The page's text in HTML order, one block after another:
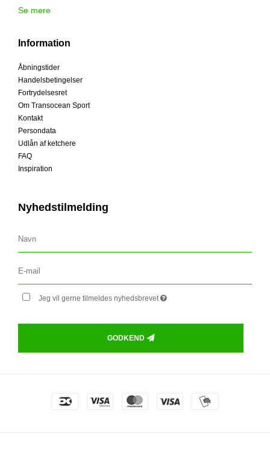
Se mere
Information
Åbningstider
Handelsbetingelser
Fortrydelsesret
Om Transocean Sport
Kontakt
Persondata
Udlån af ketchere
FAQ
Inspiration
Nyhedstilmelding
Jeg vil gerne tilmeldes nyhedsbrevet
GODKEND